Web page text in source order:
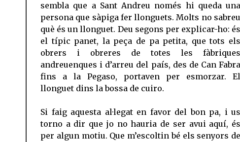
sembla que a Sant Andreu només hi queda una
persona que sàpiga fer llonguets. Molts no sabreu
què és un llonguet. Deu segons per explicar-ho: és
el típic panet, la peça de pa petita, que tots els
obrers i obreres de totes les fàbriques
andreuenques i d’arreu del país, des de Can Fabra
fins a la Pegaso, portaven per esmorzar. El
llonguet dins la bossa de cuiro.
Si faig aquesta al·legat en favor del bon pa, i us
torno a dir que jo no hauria de ser avui aquí, és
per algun motiu. Que m’escoltin bé els senyors de